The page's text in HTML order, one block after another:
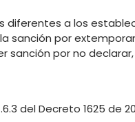
diferentes a los
sanción por
sanción por no
del Decreto 1625 de